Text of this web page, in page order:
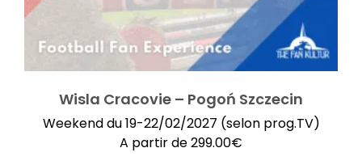
Wisla Cracovie – Pogoń Szczecin
Weekend du 19-22/02/2027 (selon prog.TV)
A partir de299.00€